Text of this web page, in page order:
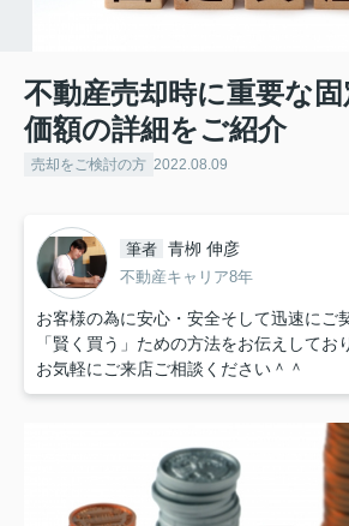
不動産売却時に重要な
価額の詳細をご紹介
売却をご検討の方 2022.08.09
筆者 青栁 伸彦
不動産キャリア8年
お客様の為に安心・安全そして迅速にご
「賢く買う」ための方法をお伝えしてお
お気軽にご来店ご相談ください＾＾